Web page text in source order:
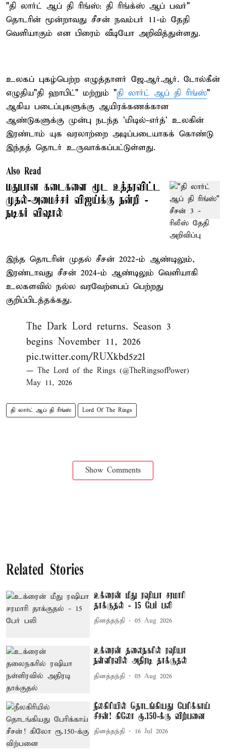
"தி லார்ட் ஆப் தி ரிங்ஸ்: தி ரிங்க்ஸ் ஆப் பவர்"
தொடரின் மூன்றாவது சீசன் நவம்பர் 11-ம் தேதி
வெளியாகும் என பிரைம் வீடியோ அறிவித்துள்ளது.
உலகப் புகழ்பெற்ற எழுத்தாளர் ஜே.ஆர்.ஆர். டோல்கீன்
எழுதிய"தி ஹாபிட்" மற்றும் "தி லார்ட் ஆப் தி ரிங்ஸ்"
ஆகிய படைப்புகளுக்கு ஆயிரக்கணக்கான
ஆண்டுகளுக்கு முன்பு நடந்த 'மிடில்-எர்த்' உலகின்
இரண்டாம் யுக வரலாற்றை அடிப்படையாகக் கொண்டு
இந்தத் தொடர் உருவாக்கப்பட்டுள்ளது.
Also Read
மதுபான கடைகளை மூட உத்தரவிட்ட
முதல்-அமைச்சர் விஜய்க்கு நன்றி -
நடிகர் விஷால்
இந்த தொடரின் முதல் சீசன் 2022-ம் ஆண்டிலும்,
இரண்டாவது சீசன் 2024-ம் ஆண்டிலும் வெளியாகி
உலகளவில் நல்ல வரவேற்பைப் பெற்றது
குறிப்பிடத்தக்கது.
The Dark Lord returns. Season 3
begins November 11, 2026
pic.twitter.com/RUXkbd5z2l
— The Lord of the Rings (@TheRingsofPower)
May 11, 2026
தி லார்ட் ஆப் தி ரிங்ஸ் Lord Of The Rings
Show Comments
Related Stories
உக்ரைன் மீது ரஷியா சரமாரி
தாக்குதல் - 15 பேர் பலி
தினத்தந்தி 05 Aug 2026
உக்ரைன் தலைநகரில் ரஷியா
நள்ளிரவில் அதிரடி தாக்குதல்
தினத்தந்தி 05 Aug 2026
நீலகிரியில் தொடங்கியது பேரிக்காய்
சீசன்! கிலோ ரூ.150-க்கு விற்பனை
தினத்தந்தி 16 Jul 2026